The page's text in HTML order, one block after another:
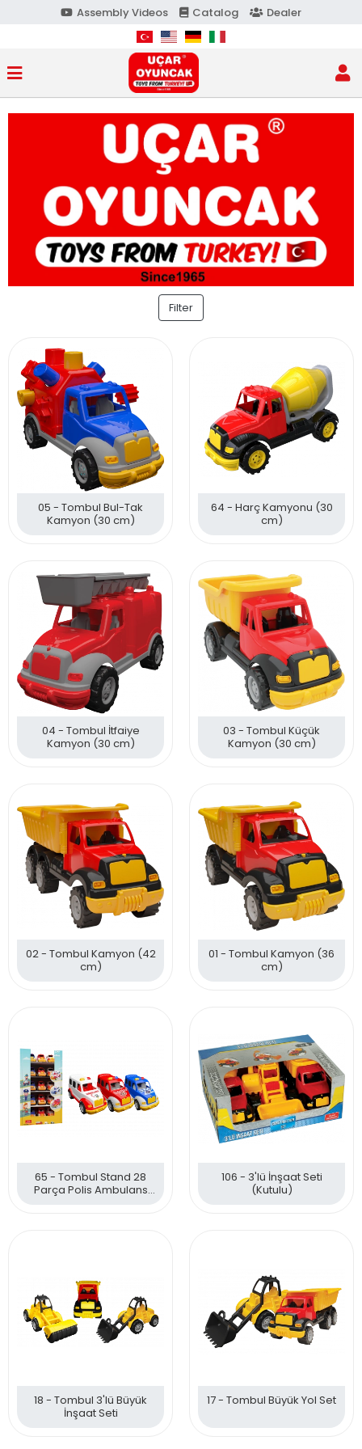
Assembly Videos Catalog Dealer
Filter
05 - Tombul Bul-Tak
Kamyon (30 cm)
64 - Harç Kamyonu (30
cm)
04 - Tombul İtfaiye
Kamyon (30 cm)
03 - Tombul Küçük
Kamyon (30 cm)
02 - Tombul Kamyon (42
cm)
01 - Tombul Kamyon (36
cm)
65 - Tombul Stand 28
Parça Polis Ambulans
106 - 3'lü İnşaat Seti
(Kutulu)
18 - Tombul 3'lü Büyük
İnşaat Seti
17 - Tombul Büyük Yol Set